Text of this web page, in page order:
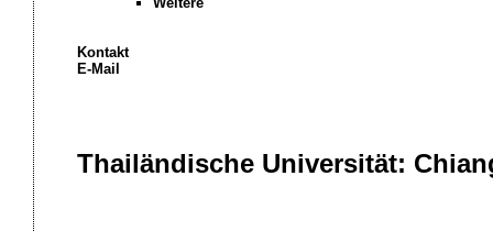
Kontakt
E-Mail
Thailändische Universität: